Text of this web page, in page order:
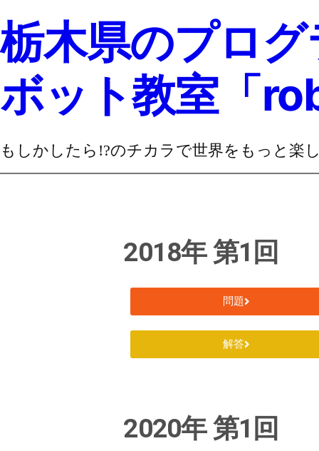
栃木県のプロ
ボット教室「
もしかしたら!?のチカラで世界をもっと楽
2018年 第1回
問題
解答
2020年 第1回